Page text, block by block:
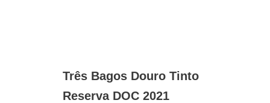
Três Bagos Douro Tinto
Reserva DOC 2021